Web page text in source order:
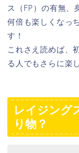
ス（FP）の有無、
何倍も楽しくなっ
す！
これさえ読めば、
る人でもさらに楽
レイジング
り物？